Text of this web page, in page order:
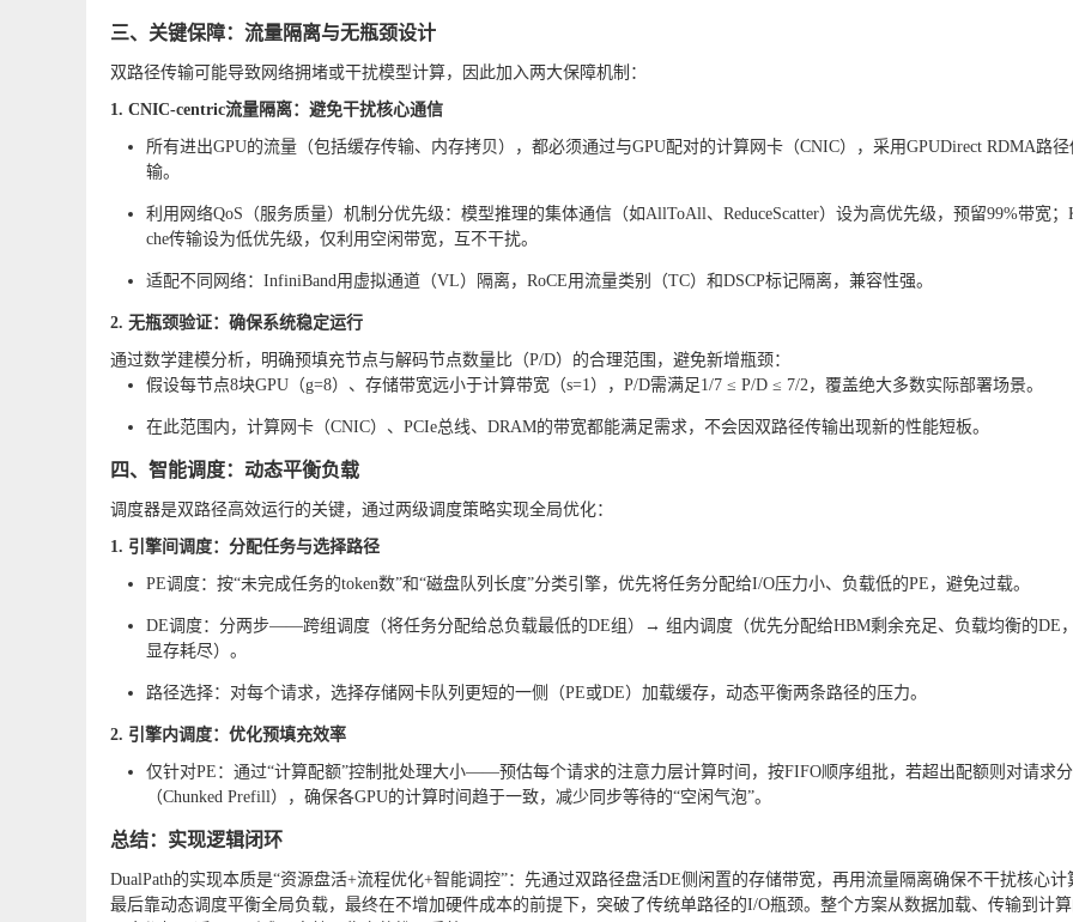
三、关键保障：流量隔离与无瓶颈设计
双路径传输可能导致网络拥堵或干扰模型计算，因此加入两大保障机制：
1. CNIC-centric流量隔离：避免干扰核心通信
所有进出GPU的流量（包括缓存传输、内存拷贝），都必须通过与GPU配对的计算网卡（CNIC），采用GPUDirect RDMA路径
输。
利用网络QoS（服务质量）机制分优先级：模型推理的集体通信（如AllToAll、ReduceScatter）设为高优先级，预留99%带宽；
che传输设为低优先级，仅利用空闲带宽，互不干扰。
适配不同网络：InfiniBand用虚拟通道（VL）隔离，RoCE用流量类别（TC）和DSCP标记隔离，兼容性强。
2. 无瓶颈验证：确保系统稳定运行
通过数学建模分析，明确预填充节点与解码节点数量比（P/D）的合理范围，避免新增瓶颈：
假设每节点8块GPU（g=8）、存储带宽远小于计算带宽（s=1），P/D需满足1/7 ≤ P/D ≤ 7/2，覆盖绝大多数实际部署场景。
在此范围内，计算网卡（CNIC）、PCIe总线、DRAM的带宽都能满足需求，不会因双路径传输出现新的性能短板。
四、智能调度：动态平衡负载
调度器是双路径高效运行的关键，通过两级调度策略实现全局优化：
1. 引擎间调度：分配任务与选择路径
PE调度：按“未完成任务的token数”和“磁盘队列长度”分类引擎，优先将任务分配给I/O压力小、负载低的PE，避免过载。
DE调度：分两步——跨组调度（将任务分配给总负载最低的DE组）→ 组内调度（优先分配给HBM剩余充足、负载均衡的DE
显存耗尽）。
路径选择：对每个请求，选择存储网卡队列更短的一侧（PE或DE）加载缓存，动态平衡两条路径的压力。
2. 引擎内调度：优化预填充效率
仅针对PE：通过“计算配额”控制批处理大小——预估每个请求的注意力层计算时间，按FIFO顺序组批，若超出配额则对请求
（Chunked Prefill），确保各GPU的计算时间趋于一致，减少同步等待的“空闲气泡”。
总结：实现逻辑闭环
DualPath的实现本质是“资源盘活+流程优化+智能调控”：先通过双路径盘活DE侧闲置的存储带宽，再用流量隔离确保不干扰核心计
最后靠动态调度平衡全局负载，最终在不增加硬件成本的前提下，突破了传统单路径的I/O瓶颈。整个方案从数据加载、传输到计